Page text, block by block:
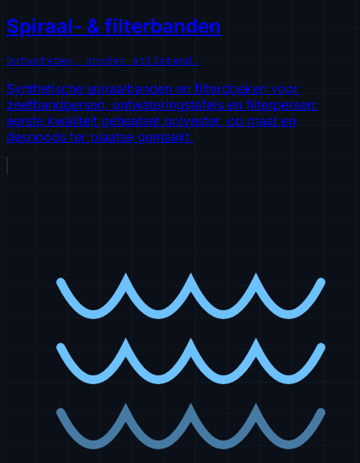
Spiraal- & filterbanden
Ontwateren, zonder stilstand.
Synthetische spiraalbanden en filterdoeken voor
zeefbandpersen, ontwateringstafels en filterpersen:
eerste kwaliteit geheatset polyester, op maat en
desnoods ter plaatse gemaakt.